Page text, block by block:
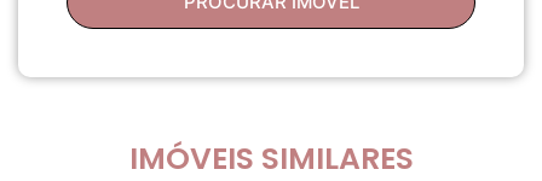
IMÓVEIS SIMILARES